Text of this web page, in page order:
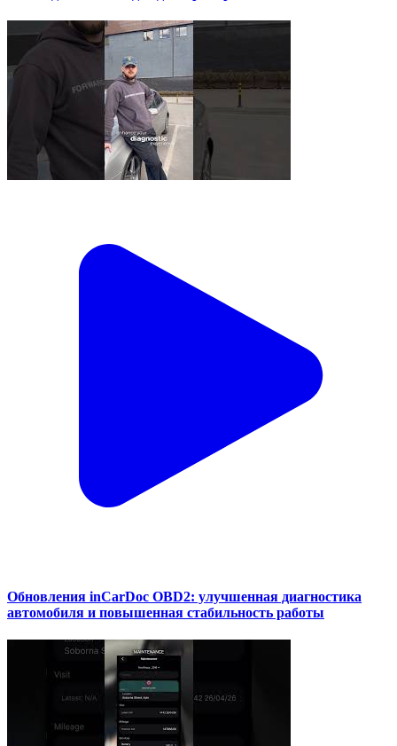
Обновления inCarDoc OBD2: улучшенная диагностика
автомобиля и повышенная стабильность работы